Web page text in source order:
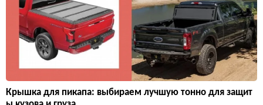
Крышка для пикапа: выбираем лучшую тонно для защит